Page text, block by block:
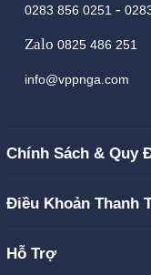
0283 856 0251 -
Zalo 0825 486 251
info@vppnga.com
Chính Sách & Quy
Điều Khoản Thanh
Hỗ Trợ